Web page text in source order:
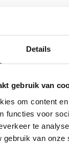
Details
gebruik van
om content
functies voor
te
gebruik van onze
deze uitbreiding
voor Fixami uit
World Wide en